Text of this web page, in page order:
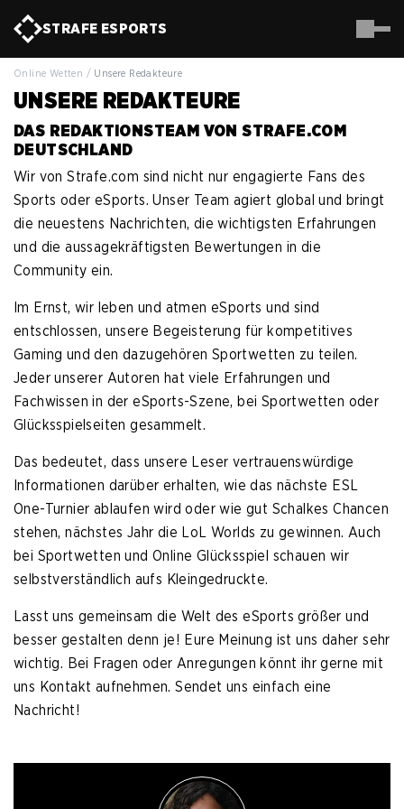
STRAFE ESPORTS
Online Wetten / Unsere Redakteure
UNSERE REDAKTEURE
DAS REDAKTIONSTEAM VON STRAFE.COM
DEUTSCHLAND
Wir von Strafe.com sind nicht nur engagierte Fans des
Sports oder eSports. Unser Team agiert global und bringt
die neuestens Nachrichten, die wichtigsten Erfahrungen
und die aussagekräftigsten Bewertungen in die
Community ein.
Im Ernst, wir leben und atmen eSports und sind
entschlossen, unsere Begeisterung für kompetitives
Gaming und den dazugehören Sportwetten zu teilen.
Jeder unserer Autoren hat viele Erfahrungen und
Fachwissen in der eSports-Szene, bei Sportwetten oder
Glücksspielseiten gesammelt.
Das bedeutet, dass unsere Leser vertrauenswürdige
Informationen darüber erhalten, wie das nächste ESL
One-Turnier ablaufen wird oder wie gut Schalkes Chancen
stehen, nächstes Jahr die LoL Worlds zu gewinnen. Auch
bei Sportwetten und Online Glücksspiel schauen wir
selbstverständlich aufs Kleingedruckte.
Lasst uns gemeinsam die Welt des eSports größer und
besser gestalten denn je! Eure Meinung ist uns daher sehr
wichtig. Bei Fragen oder Anregungen könnt ihr gerne mit
uns Kontakt aufnehmen. Sendet uns einfach eine
Nachricht!